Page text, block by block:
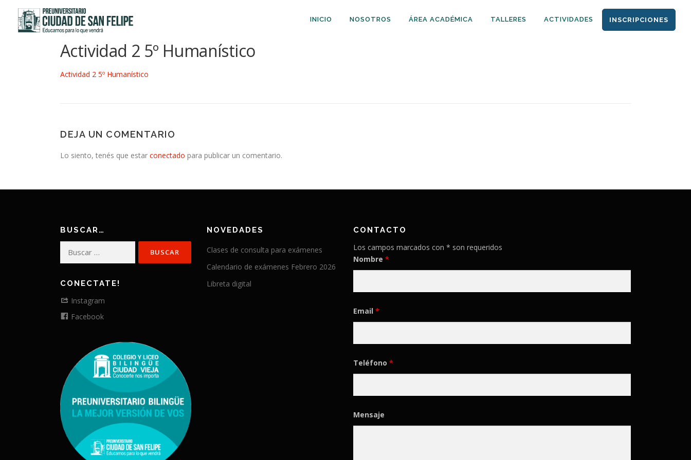
contenido
INICIO NOSOTROS ÁREA ACADÉMICA TALLERES ACTIVIDADES INSCRIPCIONES
Actividad 2 5º Humanístico
Actividad 2 5º Humanístico
DEJA UN COMENTARIO
Lo siento, tenés que estar conectado para publicar un comentario.
BUSCAR…
CONECTATE!
Instagram
Facebook
NOVEDADES
Clases de consulta para exámenes
Calendario de exámenes Febrero 2026
Libreta digital
CONTACTO
Los campos marcados con * son requeridos
Nombre *
Email *
Teléfono *
Mensaje